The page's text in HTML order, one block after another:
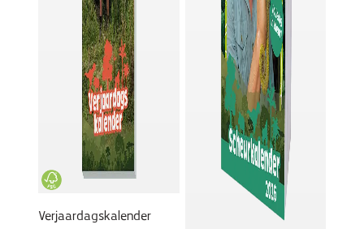
Verjaardagskalender